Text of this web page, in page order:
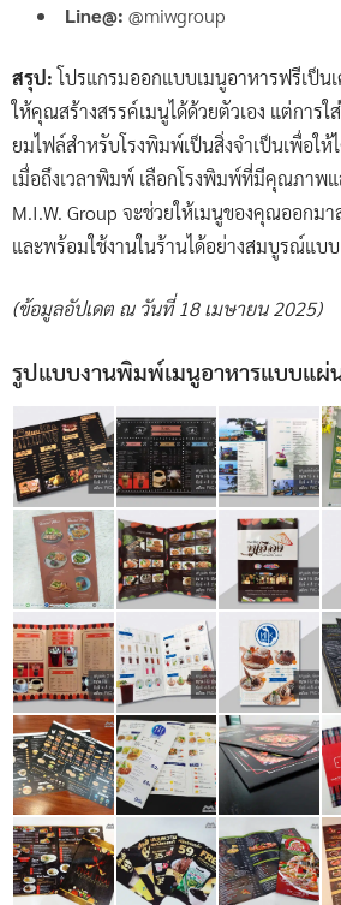
Line@: @miwgroup
สรุป: โปรแกรมออกแบบเมนูอาหารฟรีเป็น
ให้คุณสร้างสรรค์เมนูได้ด้วยตัวเอง แต่การใ
ยมไฟล์สำหรับโรงพิมพ์เป็นสิ่งจำเป็นเพื่อใ
เมื่อถึงเวลาพิมพ์ เลือกโรงพิมพ์ที่มีคุณภาพ
M.I.W. Group จะช่วยให้เมนูของคุณออกม
และพร้อมใช้งานในร้านได้อย่างสมบูรณ์แบบ
(ข้อมูลอัปเดต ณ วันที่ 18 เมษายน 2025)
รูปแบบงานพิมพ์เมนูอาหารแบบแผ่